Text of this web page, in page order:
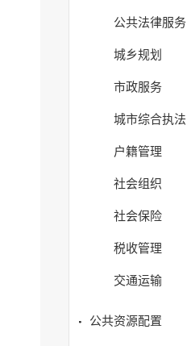
公共法律服务
城乡规划
市政服务
城市综合执法
户籍管理
社会组织
社会保险
税收管理
交通运输
公共资源配置